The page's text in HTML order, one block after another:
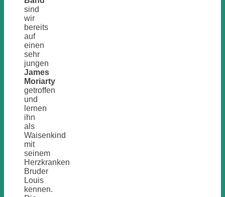
sind
wir
bereits
auf
einen
sehr
jungen
James
Moriarty
getroffen
und
lernen
ihn
als
Waisenkind
mit
seinem
Herzkranken
Bruder
Louis
kennen.